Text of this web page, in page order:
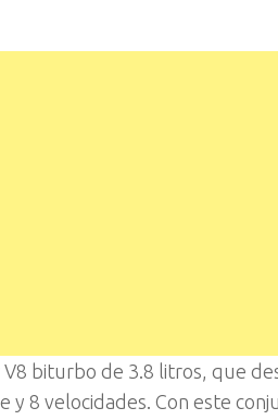
biturbo de 3.8 litros, que
8 velocidades. Con este